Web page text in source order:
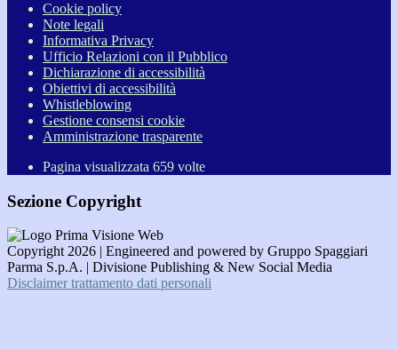
Cookie policy
Note legali
Informativa Privacy
Ufficio Relazioni con il Pubblico
Dichiarazione di accessibilità
Obiettivi di accessibilità
Whistleblowing
Gestione consensi cookie
Amministrazione trasparente
Pagina visualizzata 659 volte
Sezione Copyright
Copyright 2026 | Engineered and powered by Gruppo Spaggiari
Parma S.p.A. | Divisione Publishing & New Social Media
Disclaimer trattamento dati personali